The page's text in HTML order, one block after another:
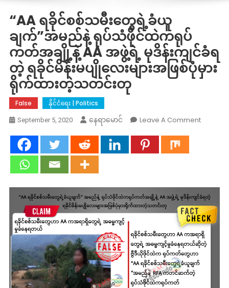
“AA ရခိုင်စစ်သမီးတွေရဲ့ခံယူ
ချက်”အမည်နဲ့ ရုပ်သံဖိုင်ထဲကရုပ်
ကတ်အချို့နဲ့ AA အဖွဲ့ရဲ့ မုဒိန်းကျင်ခံရ
တဲ့ ရခိုင်မိန်းမပျိုလေးများအဖြစ်ပုံမှား
ရိုက်ထားတဲ့သတင်းတု
False နိုင်ငံရေး | Politics
September 5, 2020 နေရာမောင် Leave A CommentOn
ရဲ့
ခံယူ
ချက်”အ
နဲ့
ရုပ်
သံ